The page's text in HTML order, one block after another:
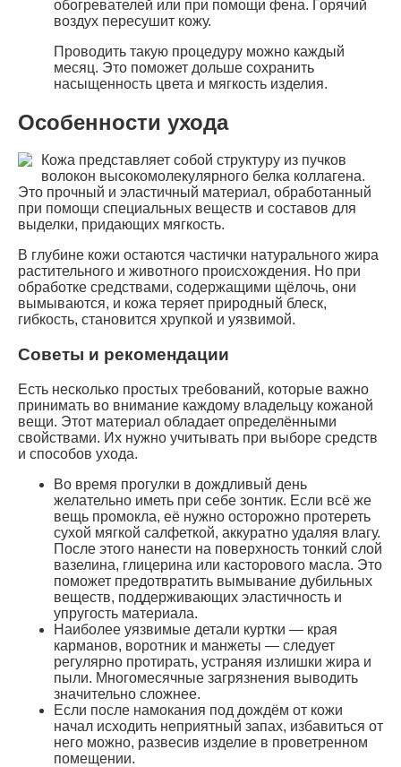
обогревателей или при помощи фена. Горячий
воздух пересушит кожу.
Проводить такую процедуру можно каждый
месяц. Это поможет дольше сохранить
насыщенность цвета и мягкость изделия.
Особенности ухода
Кожа представляет собой структуру из пучков
волокон высокомолекулярного белка коллагена.
Это прочный и эластичный материал, обработанный
при помощи специальных веществ и составов для
выделки, придающих мягкость.
В глубине кожи остаются частички натурального жира
растительного и животного происхождения. Но при
обработке средствами, содержащими щёлочь, они
вымываются, и кожа теряет природный блеск,
гибкость, становится хрупкой и уязвимой.
Советы и рекомендации
Есть несколько простых требований, которые важно
принимать во внимание каждому владельцу кожаной
вещи. Этот материал обладает определёнными
свойствами. Их нужно учитывать при выборе средств
и способов ухода.
Во время прогулки в дождливый день
желательно иметь при себе зонтик. Если всё же
вещь промокла, её нужно осторожно протереть
сухой мягкой салфеткой, аккуратно удаляя влагу.
После этого нанести на поверхность тонкий слой
вазелина, глицерина или касторового масла. Это
поможет предотвратить вымывание дубильных
веществ, поддерживающих эластичность и
упругость материала.
Наиболее уязвимые детали куртки — края
карманов, воротник и манжеты — следует
регулярно протирать, устраняя излишки жира и
пыли. Многомесячные загрязнения выводить
значительно сложнее.
Если после намокания под дождём от кожи
начал исходить неприятный запах, избавиться от
него можно, развесив изделие в проветренном
помещении.